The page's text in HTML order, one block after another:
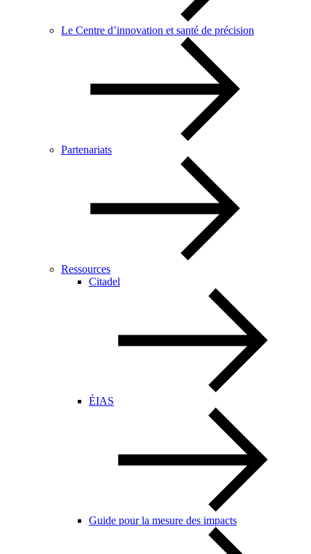
Le Centre d’innovation et santé de précision
Partenariats
Ressources
Citadel
ÉIAS
Guide pour la mesure des impacts